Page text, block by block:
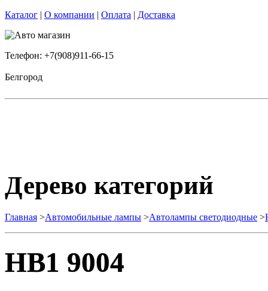
Каталог | О компании | Оплата | Доставка
Телефон: +7(908)911-66-15
Белгород
Дерево категорий
Главная >Автомобильные лампы >Автолампы светодиодные >
HB1 9004